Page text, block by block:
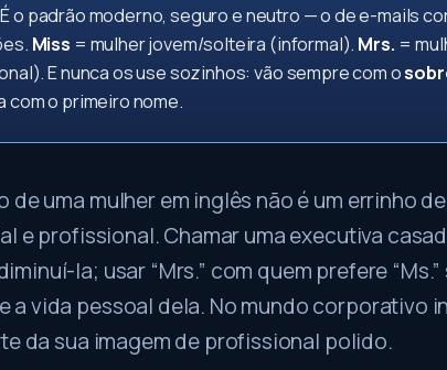
o padrão moderno, seguro e neutro — o de e-mails
Miss = mulher jovem/solteira (informal). Mrs. =
E nunca os use sozinhos: vão sempre com o
com o primeiro nome.
de uma mulher em inglês não é um errinho
e profissional. Chamar uma executiva
la; usar “Mrs.” com quem prefere “Ms.”
a vida pessoal dela. No mundo corporativo
da sua imagem de profissional polido.